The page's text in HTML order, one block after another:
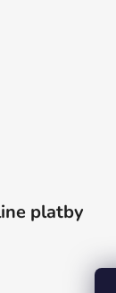
platby